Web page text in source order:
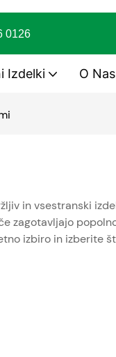
0126
Izdelki O Nas
in vsestranski
zagotavljajo
izbiro in izberite